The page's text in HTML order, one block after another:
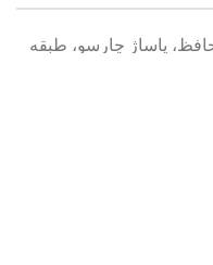
پاساژ چارسو، طبقه